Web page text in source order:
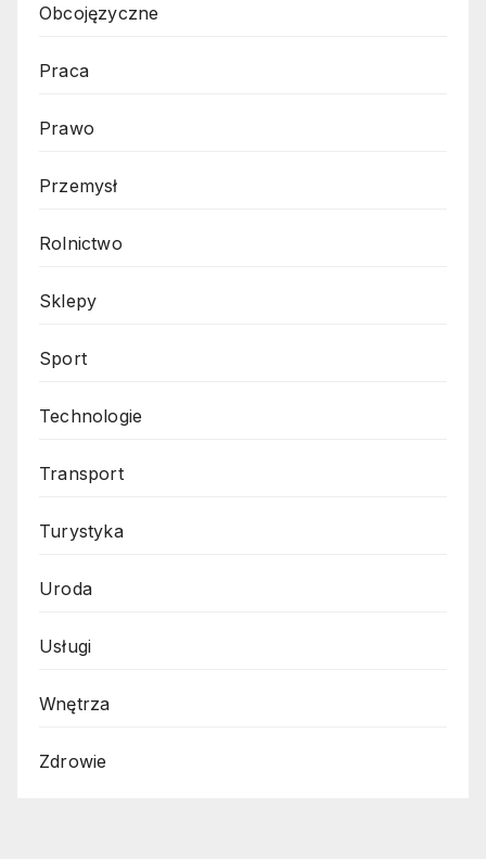
Obcojęzyczne
Praca
Prawo
Przemysł
Rolnictwo
Sklepy
Sport
Technologie
Transport
Turystyka
Uroda
Usługi
Wnętrza
Zdrowie